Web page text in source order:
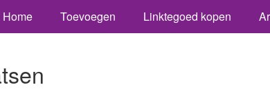
Home Toevoegen Linktegoed kopen